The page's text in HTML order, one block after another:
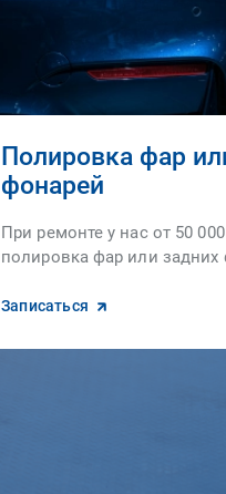
Полировка фар
фонарей
При ремонте у нас от 50
полировка фар или задних
Записаться